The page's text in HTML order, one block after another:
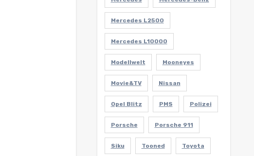
Mercedes L2500
Mercedes L10000
Modellwelt Mooneyes
Movie&TV Nissan
Opel Blitz PMS Polizei
Porsche Porsche 911
Siku Tooned Toyota